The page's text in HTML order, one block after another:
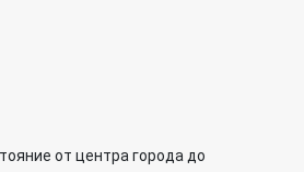
от центра города до